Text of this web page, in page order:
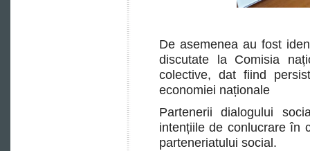
De asemenea au fost
discutate la Comisia
colective, dat fiind
economiei naționale
Partenerii dialogului
intențiile de conlucrare în
parteneriatului social.